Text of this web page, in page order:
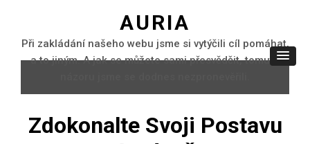
AURIA
Při zakládání našeho webu jsme si vytýčili cíl pomáhat,
a to jiným. A jak se můžete sami přesvědčit, tomuto
Zdokonalte Svoji Postavu